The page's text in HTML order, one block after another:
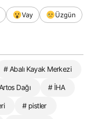
Vay
Üzgün
# Abalı Kayak Merkezi
Dağı # İHA
# pistler